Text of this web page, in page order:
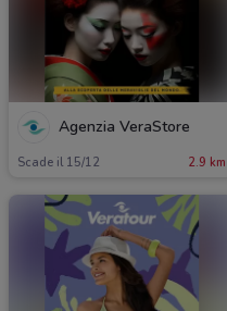
Agenzia VeraStore
Scade il 15/12 2.9 km